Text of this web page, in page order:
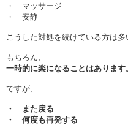
・ マッサージ
・ 安静
こうした対処を続けている方は多
もちろん、
一時的に楽になることはあります
ですが、
・ また戻る
・ 何度も再発する